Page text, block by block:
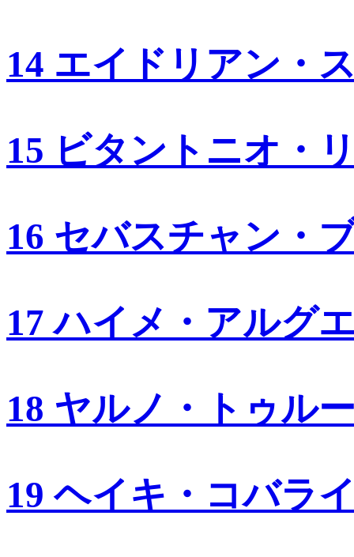
14 エイドリアン・
15 ビタントニオ・
16 セバスチャン・
17 ハイメ・アルグ
18 ヤルノ・トゥル
19 ヘイキ・コバラ